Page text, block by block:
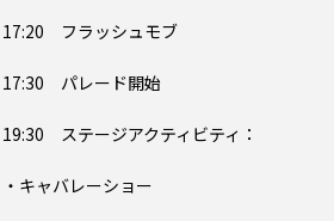
17:20 フラッシュモブ
17:30 パレード開始
19:30 ステージアクティビティ：
・キャバレーショー